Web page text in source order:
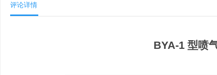
评论详情
BYA-1 型喷